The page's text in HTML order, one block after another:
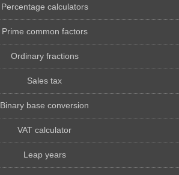
Percentage calculators
Prime common factors
Ordinary fractions
Sales tax
Binary base conversion
VAT calculator
Leap years